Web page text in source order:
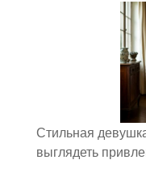
Стильная
выглядеть